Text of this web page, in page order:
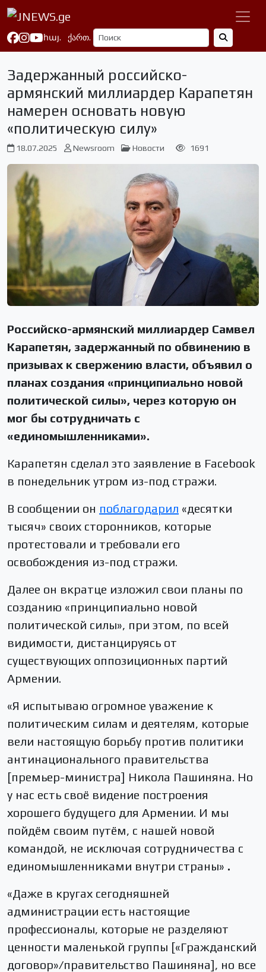
հայ. ქართ.
Задержанный российско-
армянский миллиардер Карапетян
намерен основать новую
«политическую силу»
18.07.2025 Newsroom Новости 1691
Российско-армянский миллиардер Самвел
Карапетян, задержанный по обвинению в
призывах к свержению власти, объявил о
планах создания «принципиально новой
политической силы», через которую он
мог бы сотрудничать с
«единомышленниками».
Карапетян сделал это заявление в Facebook
в понедельник утром из-под стражи.
В сообщении он поблагодарил «десятки
тысяч» своих сторонников, которые
протестовали и требовали его
освобождения из-под стражи.
Далее он вкратце изложил свои планы по
созданию «принципиально новой
политической силы», при этом, по всей
видимости, дистанцируясь от
существующих оппозиционных партий
Армении.
«Я испытываю огромное уважение к
политическим силам и деятелям, которые
вели настоящую борьбу против политики
антинационального правительства
[премьер-министра] Никола Пашиняна. Но
у нас есть своё видение построения
хорошего будущего для Армении. И мы
пойдём своим путём, с нашей новой
командой, не исключая сотрудничества с
единомышленниками внутри страны» .
«Даже в кругах сегодняшней
администрации есть настоящие
профессионалы, которые не разделяют
ценности маленькой группы [«Гражданский
договор»/правительство Пашиняна], но все